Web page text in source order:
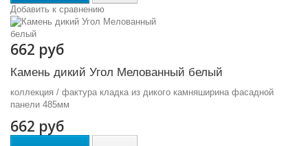
Добавить к сравнению
662 руб
Камень дикий Угол Мелованный белый
коллекция / фактура кладка из дикого камняширина фасадной
панели 485мм
662 руб